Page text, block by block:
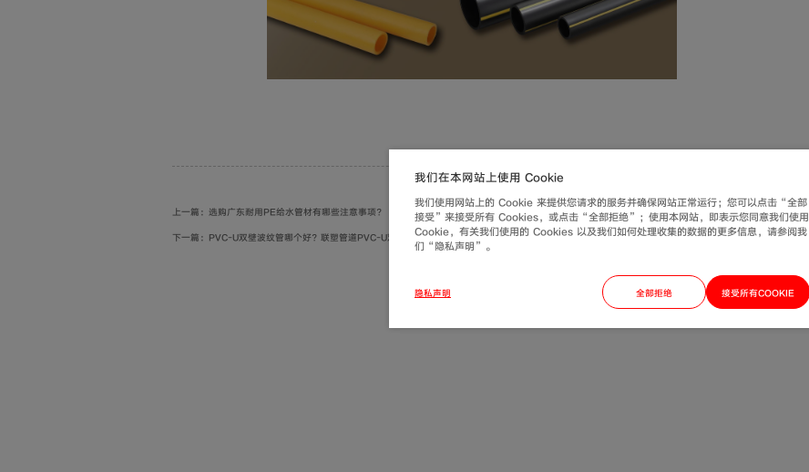
上一篇：选购广东耐用PE给水管材有哪些注意事项？
下一篇：PVC-U双壁波纹管哪个好？联塑管道PVC-U双壁波纹管性能怎么样？
返回列表
我们在本网站上使用 Cookie
我们使用网站上的 Cookie 来提供您请求的服务并确保网站正常运行；您可以点击“全部
接受”来接受所有 Cookies，或点击“全部拒绝”；使用本网站，即表示您同意我们使用
Cookie，有关我们使用的 Cookies 以及我们如何处理收集的数据的更多信息，请参阅我
们“隐私声明”。
隐私声明 全部拒绝 接受所有COOKIE